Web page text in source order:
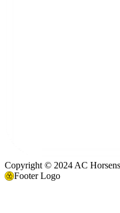
Copyright © 2024 AC Horsens
Footer Logo